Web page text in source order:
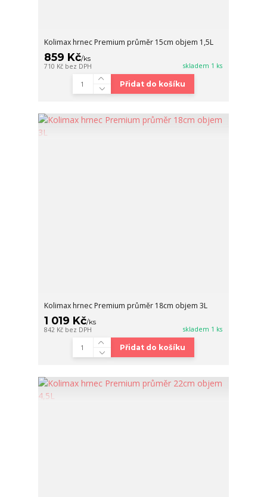
Kolimax hrnec Premium průměr 15cm objem 1,5L
859 Kč/ks
710 Kč bez DPH skladem 1 ks
Přidat do košíku
Kolimax hrnec Premium průměr 18cm objem 3L
1 019 Kč/ks
842 Kč bez DPH skladem 1 ks
Přidat do košíku